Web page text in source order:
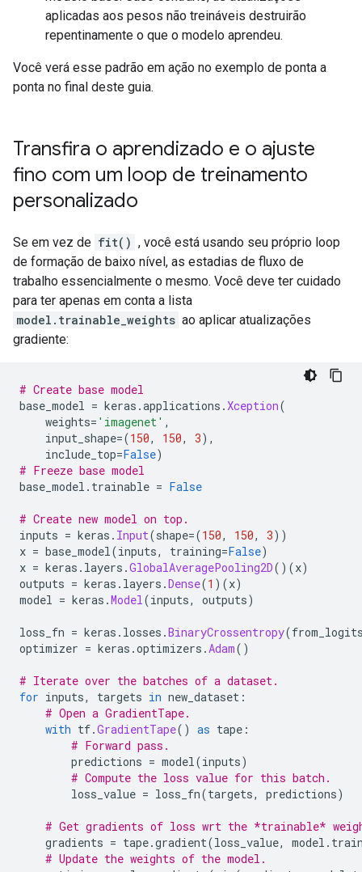
aplicadas aos pesos não treináveis ​​destruirão
repentinamente o que o modelo aprendeu.
Você verá esse padrão em ação no exemplo de ponta a
ponta no final deste guia.
Transfira o aprendizado e o ajuste
fino com um loop de treinamento
personalizado
Se em vez de fit() , você está usando seu próprio loop
de formação de baixo nível, as estadias de fluxo de
trabalho essencialmente o mesmo. Você deve ter cuidado
para ter apenas em conta a lista
model.trainable_weights ao aplicar atualizações
gradiente:
# Create base model
base_model = keras .applications .Xception(
weights= 'imagenet' ,
input_shape=(150, 150, 3),
include_top=False)
# Freeze base model
base_model . trainable = False
# Create new model on top.
inputs = keras . Input(shape=(150, 150, 3))
x = base_model(inputs, training=False)
x = keras . layers .GlobalAveragePooling2D()(x)
outputs = keras . layers .Dense(1 )(x)
model = keras .Model(inputs, outputs)
loss_fn = keras . losses .BinaryCrossentropy(
optimizer = keras .optimizers .Adam()
# Iterate over the batches of a dataset.
for inputs, targets in new_dataset :
# Open a GradientTape.
with tf.GradientTape() as tape :
# Forward pass.
predictions = model(inputs)
# Compute the loss value for this batch.
loss_value = loss_fn(targets, predictions)
# Get gradients of loss wrt the *trainable*
gradients = tape.gradient(loss_value, model .
# Update the weights of the model.